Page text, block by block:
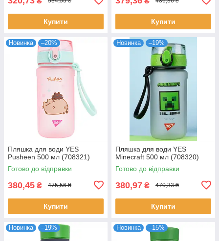
Купити Купити
Новинка –20%
Пляшка для води YES
Pusheen 500 мл (708321)
Готово до відправки
380,45 ₴ 475,56 ₴
Купити
Новинка –19%
Пляшка для води YES
Minecraft 500 мл (708320)
Готово до відправки
380,97 ₴ 470,33 ₴
Купити
Новинка –19% Новинка –15%